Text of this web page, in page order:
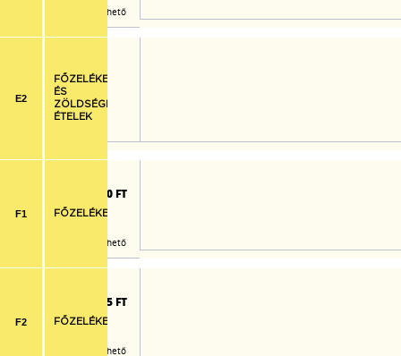
Már nem rendelhető
E2
FŐZELÉKEK
ÉS
ZÖLDSÉGES
ÉTELEK
F1 FŐZELÉKEK
1.730 FT
Már nem rendelhető
F2 FŐZELÉKEK
1.725 FT
Már nem rendelhető